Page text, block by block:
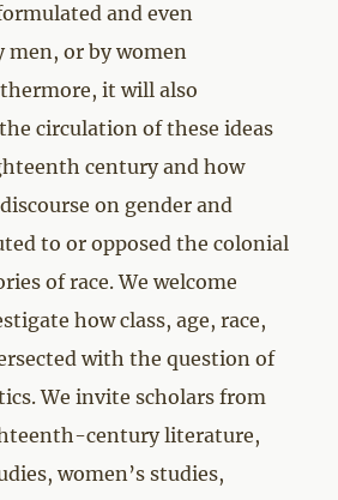
and even
men, or by women
it will also
circulation of these ideas
century and how
on gender and
to or opposed the colonial
of race. We welcome
how class, age, race,
with the question of
We invite scholars from
century literature,
women’s studies,